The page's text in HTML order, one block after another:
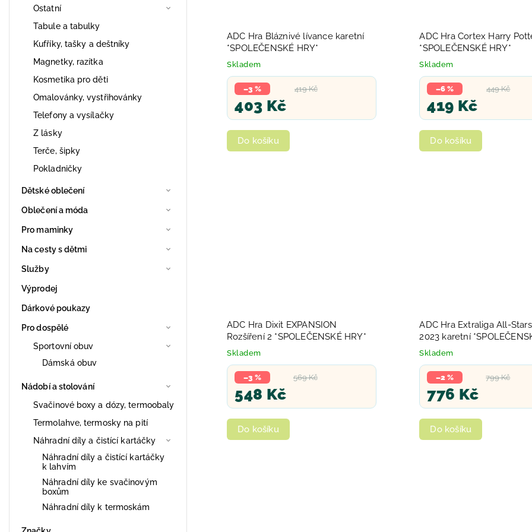
Ostatní
Tabule a tabulky
Kufříky, tašky a deštníky
Magnetky, razítka
Kosmetika pro děti
Omalovánky, vystřihovánky
Telefony a vysílačky
Z lásky
Terče, šipky
Pokladničky
Dětské oblečení
Oblečení a móda
Pro maminky
Na cesty s dětmi
Služby
Výprodej
Dárkové poukazy
Pro dospělé
Sportovní obuv
Dámská obuv
Nádobí a stolování
Svačinové boxy a dózy, termoobaly
Termolahve, termosky na pití
Náhradní díly a čistící kartáčky
Náhradní díly a čistící kartáčky
k lahvím
Náhradní díly ke svačinovým
boxům
Náhradní díly k termoskám
ADC Hra Bláznivé lívance karetní
*SPOLEČENSKÉ HRY*
Skladem
419 Kč
–3 %
403 Kč
Do košíku
ADC Hra Cortex Harry
*SPOLEČENSKÉ HRY*
Skladem
449 Kč
–6 %
419 Kč
Do košíku
ADC Hra Dixit EXPANSION
Rozšíření 2 *SPOLEČENSKÉ HRY*
Skladem
569 Kč
–3 %
548 Kč
Do košíku
ADC Hra Extraliga All-
2023 karetní
Skladem
799 Kč
–2 %
776 Kč
Do košíku